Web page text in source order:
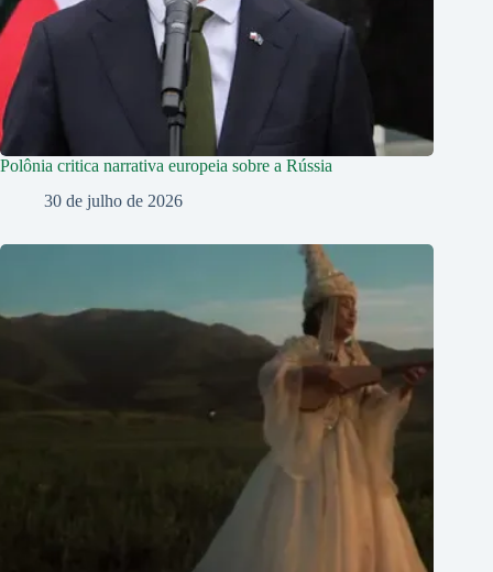
Polônia critica narrativa europeia sobre a Rússia
30 de julho de 2026